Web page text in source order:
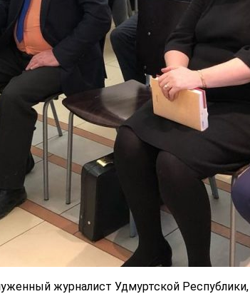
журналист Удмуртской